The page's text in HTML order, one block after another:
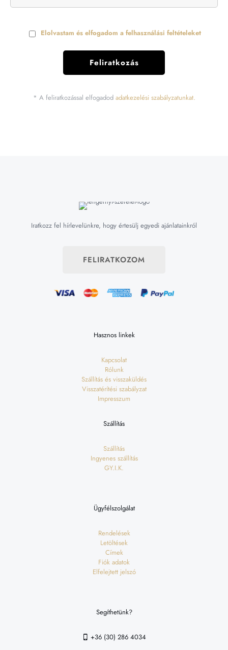
Elolvastam és elfogadom a felhasználási feltételeket
* A feliratkozással elfogadod adatkezelési szabályzatunkat.
Iratkozz fel hírlevelünkre, hogy értesülj egyedi ajánlatainkról
FELIRATKOZOM
Hasznos linkek
Kapcsolat
Rólunk
Szállítás és visszaküldés
Visszatérítési szabályzat
Impresszum
Szállítás
Szállítás
Ingyenes szállítás
GY.I.K.
Ügyfélszolgálat
Rendelések
Letöltések
Címek
Fiók adatok
Elfelejtett jelszó
Segíthetünk?
+36 (30) 286 4034